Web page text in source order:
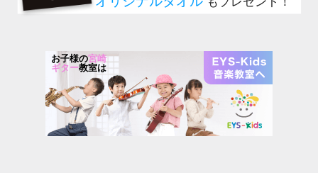
お子様の宮崎
ギター教室は